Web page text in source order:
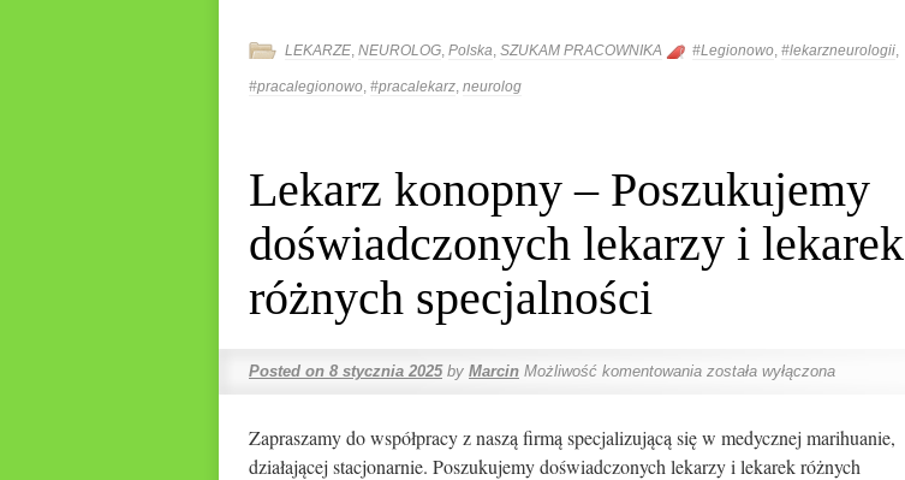
LEKARZE, NEUROLOG, Polska, SZUKAM PRACOWNIKA #Legionowo, #lekarzneurologii,
#pracalegionowo, #pracalekarz, neurolog
Lekarz konopny – Poszukujemy
doświadczonych lekarzy i lekarek
różnych specjalności
Posted on 8 stycznia 2025 by Marcin Możliwość komentowania została wyłączona
Zapraszamy do współpracy z naszą firmą specjalizującą się w medycznej marihuanie,
działającej stacjonarnie. Poszukujemy doświadczonych lekarzy i lekarek różnych